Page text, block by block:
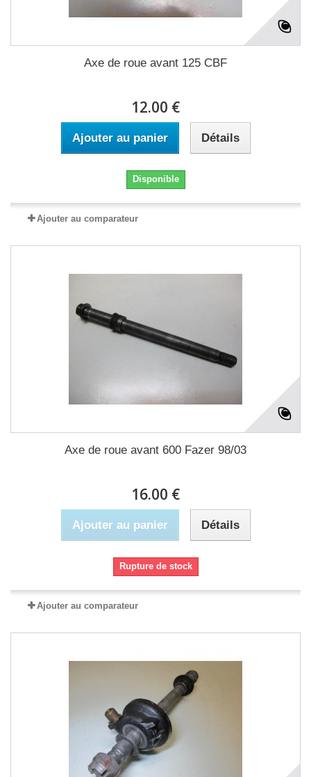
Axe de roue avant 125 CBF
12.00 €
Ajouter au panier Détails
Disponible
Ajouter au comparateur
Axe de roue avant 600 Fazer 98/03
16.00 €
Ajouter au panier Détails
Rupture de stock
Ajouter au comparateur